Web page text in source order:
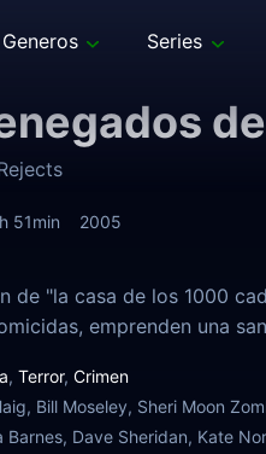
Generos Series
51min 2005
de "la casa de los 1000
emprenden una
, Terror, Crimen
Bill Moseley, Sheri Moon
Barnes, Dave Sheridan, Kate